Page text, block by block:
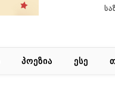
ᲞᲝᲔᲖᲘᲐ ᲔᲡᲔ